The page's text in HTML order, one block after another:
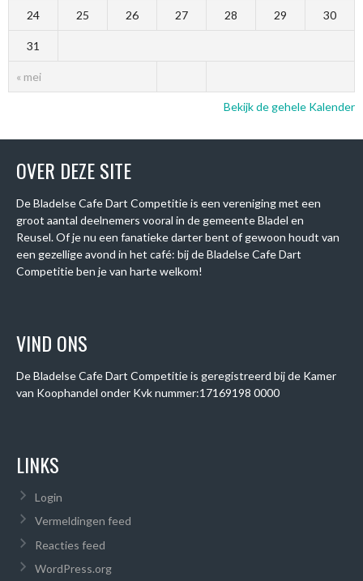
« mei
24 25 26 27 28 29 30
31
Bekijk de gehele Kalender
OVER DEZE SITE
De Bladelse Cafe Dart Competitie is een vereniging met een
groot aantal deelnemers vooral in de gemeente Bladel en
Reusel. Of je nu een fanatieke darter bent of gewoon houdt van
een gezellige avond in het café: bij de Bladelse Cafe Dart
Competitie ben je van harte welkom!
VIND ONS
De Bladelse Cafe Dart Competitie is geregistreerd bij de Kamer
van Koophandel onder Kvk nummer:17169198 0000
LINKS
Login
Vermeldingen feed
Reacties feed
WordPress.org